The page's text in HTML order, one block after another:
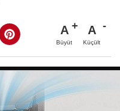
A
Büyüt
A
Küçült